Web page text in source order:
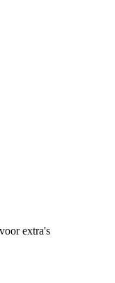
extra's